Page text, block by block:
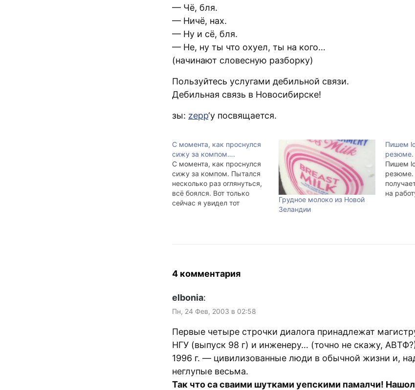
— Чё, бля.
— Ничё, нах.
— Ну и сё, бля.
— Не, ну ты что охуел, ты на кого…
(начинают словесную разборку)
Пользуйтесь услугами дебильной связи.
Дебильная связь в Новосибирске!
зы: zepp‘y посвящается.
С момента, как проснулся
сижу за компом….
С момента, как проснулся
сижу за компом. Пытался
несколько раз оглянуться,
всё боялся. Вот только
сейчас я увидел тот
устроили. Я терпеть не могу
читать чужие посты о
Грудное молоко из Новой
Зеландии
Пишем
резюме.
Пишем
резюме.
на
4 комментария
elbonia:
Пн, 24 Фев, 2003 в 02:58
Первые четыре строчки диалога принадлежат
НГУ (выпуск 98 г) и инженеру… (точно не скажу,
1996 г. — цивилизованные люди в обычной жизни и,
неглупые весьма.
Так что са сваими шутками уепскими памалчи!